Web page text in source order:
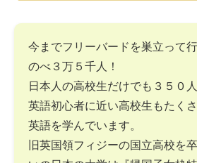
今までフリーバードを巣立って
のべ３万５千人！
日本人の高校生だけでも３５０人
英語初心者に近い高校生もたく
英語を学んでいます。
旧英国領フィジーの国立高校を